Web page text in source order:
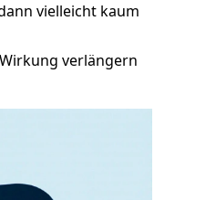
vielleicht kaum
verlängern